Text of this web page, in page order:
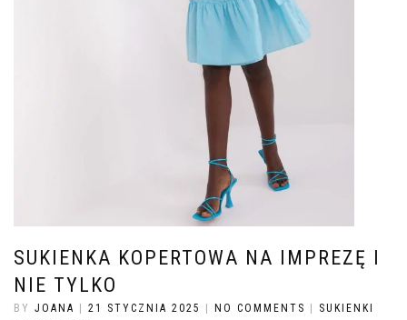
SUKIENKA KOPERTOWA NA IMPREZĘ I
NIE TYLKO
BY JOANA | 21 STYCZNIA 2025 | NO COMMENTS | SUKIENKI